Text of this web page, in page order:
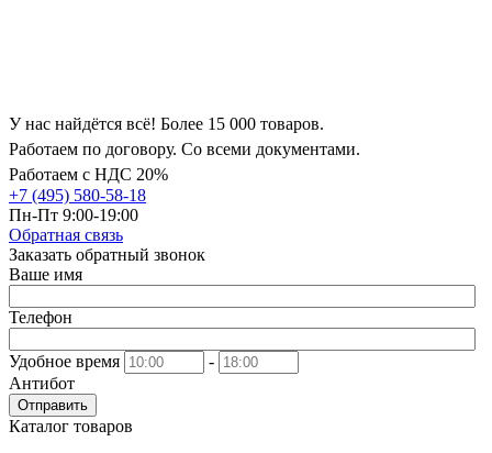
У нас найдётся всё! Более 15 000 товаров.
Работаем по договору. Со всеми документами.
Работаем с НДС 20%
+7 (495) 580-58-18
Пн-Пт 9:00-19:00
Обратная связь
Заказать обратный звонок
Ваше имя
Телефон
Удобное время
-
Антибот
Отправить
Каталог товаров